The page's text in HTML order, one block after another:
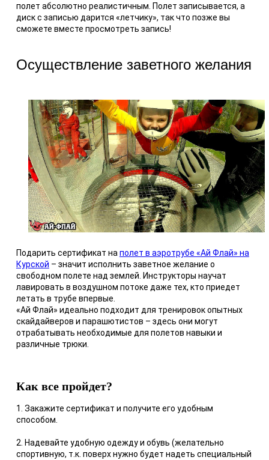
полет абсолютно реалистичным. Полет записывается, а
диск с записью дарится «летчику», так что позже вы
сможете вместе просмотреть запись!
Осуществление заветного желания
Подарить сертификат наполет в аэротрубе «Ай Флай» на
Курской – значит исполнить заветное желание о
свободном полете над землей. Инструкторы научат
лавировать в воздушном потоке даже тех, кто приедет
летать в трубе впервые.
«Ай Флай» идеально подходит для тренировок опытных
скайдайверов и парашютистов – здесь они могут
отрабатывать необходимые для полетов навыки и
различные трюки.
Как все пройдет?
1. Закажите сертификат и получите его удобным
способом.
2. Надевайте удобную одежду и обувь (желательно
спортивную, т.к. поверх нужно будет надеть специальный